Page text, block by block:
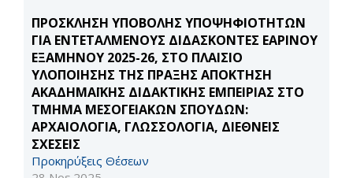
ΠΡΟΣΚΛΗΣΗ ΥΠΟΒΟΛΗΣ ΥΠΟΨΗΦΙΟΤΗΤΩΝ
ΓΙΑ ΕΝΤΕΤΑΛΜΕΝΟΥΣ ΔΙΔΑΣΚΟΝΤΕΣ ΕΑΡΙΝΟΥ
ΕΞΑΜΗΝΟΥ 2025-26, ΣΤΟ ΠΛΑΙΣΙΟ
ΥΛΟΠΟΙΗΣΗΣ ΤΗΣ ΠΡΑΞΗΣ ΑΠΟΚΤΗΣΗ
ΑΚΑΔΗΜΑΪΚΗΣ ΔΙΔΑΚΤΙΚΗΣ ΕΜΠΕΙΡΙΑΣ ΣΤΟ
ΤΜΗΜΑ ΜΕΣΟΓΕΙΑΚΩΝ ΣΠΟΥΔΩΝ:
ΑΡΧΑΙΟΛΟΓΙΑ, ΓΛΩΣΣΟΛΟΓΙΑ, ΔΙΕΘΝΕΙΣ
ΣΧΕΣΕΙΣ
Προκηρύξεις Θέσεων